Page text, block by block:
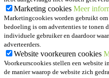
Marketing cookies Meer
Marketingcookies worden gebruikt om
bedoeling is om advertenties te tonen
individuele gebruiker en daardoor
adverteerders.
Website voorkeuren cookies
Voorkeurscookies stellen een website
de manier waarop de website zich